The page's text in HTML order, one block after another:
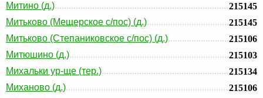
Митино (д.)
215145
Митьково (Мещерское с/пос) (д.)
215145
Митьково (Степаниковское с/пос) (д.)
215106
Митюшино (д.)
215103
Михальки ур-ще (тер.)
215134
Миханово (д.)
215106